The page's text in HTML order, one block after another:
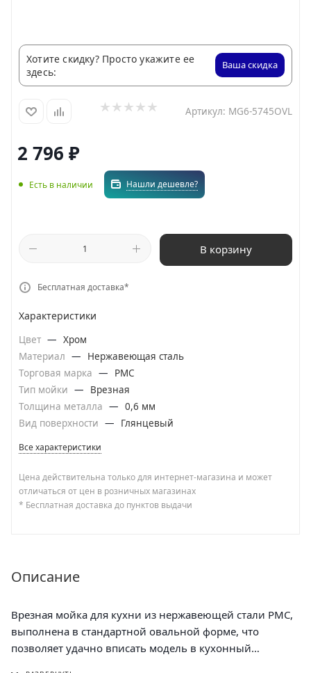
Хотите скидку? Просто укажите ее
здесь:
Ваша скидка
Артикул: MG6-5745OVL
2 796 ₽
Есть в наличии Нашли дешевле?
В корзину
Бесплатная доставка*
Характеристики
Цвет — Хром
Материал —
Нержавеющая сталь
Торговая марка —
РМС
Тип мойки —
Врезная
Толщина металла — 0,6 мм
Вид поверхности — Глянцевый
Все характеристики
Цена действительна только для интернет-магазина и может
отличаться от цен в розничных магазинах
* Бесплатная доставка до пунктов выдачи
Описание
Врезная мойка для кухни из нержавеющей стали РМС,
выполнена в стандартной овальной форме, что
позволяет удачно вписать модель в кухонный